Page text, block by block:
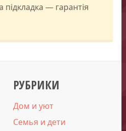
— гарантія
РУБРИКИ
Дом и уют
Семья и дети